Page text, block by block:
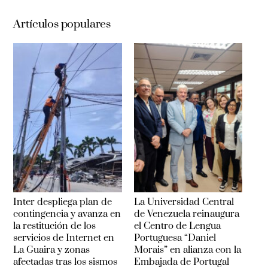
Artículos populares
Inter despliega plan de
contingencia y avanza en
la restitución de los
servicios de Internet en
La Guaira y zonas
afectadas tras los sismos
La Universidad Central
de Venezuela reinaugura
el Centro de Lengua
Portuguesa “Daniel
Morais” en alianza con la
Embajada de Portugal